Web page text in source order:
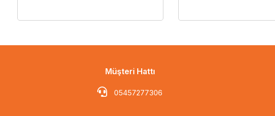
Müşteri Hattı
05457277306